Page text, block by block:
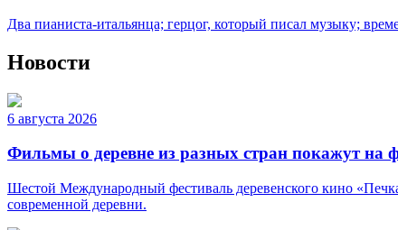
Два пианиста-итальянца; герцог, который писал музыку;
Новости
6 августа 2026
Фильмы о деревне из разных стран покажут на
Шестой Международный фестиваль деревенского кино
современной деревни.